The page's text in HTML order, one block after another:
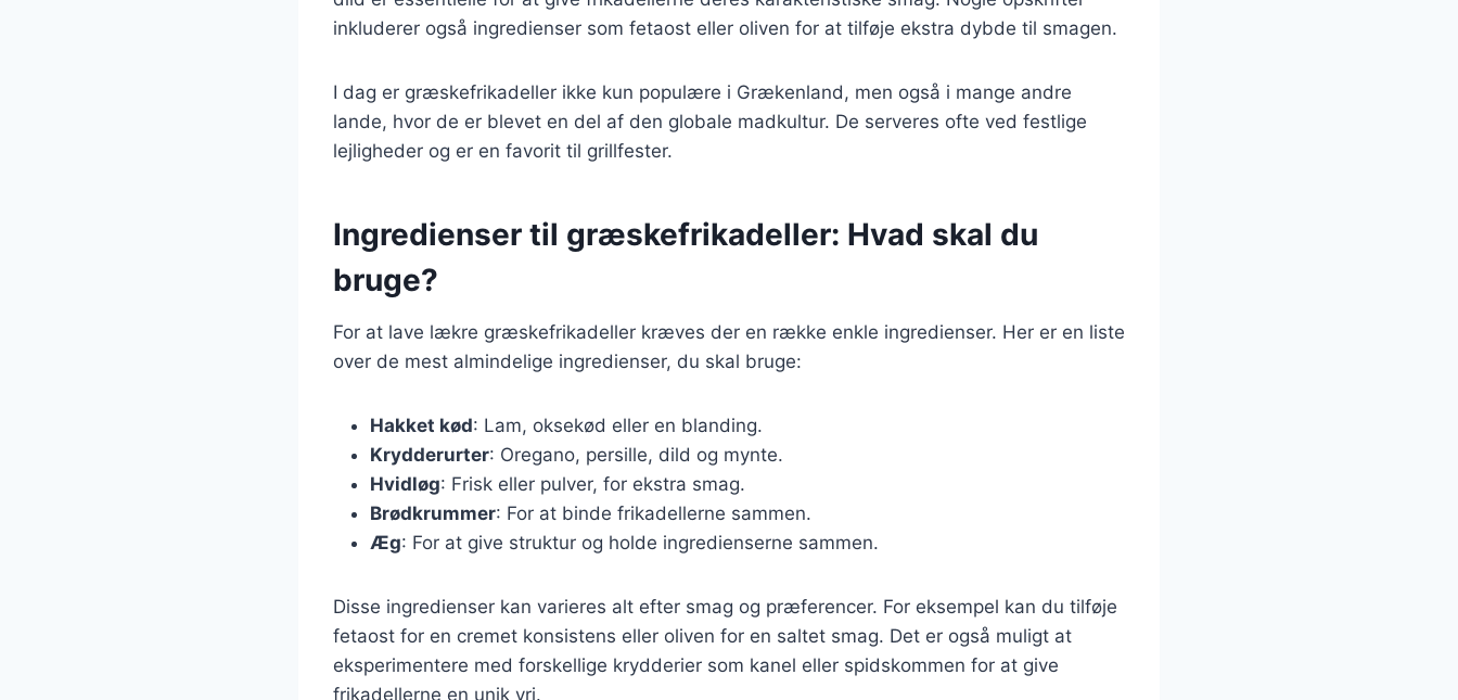
inkluderer også ingredienser som fetaost eller oliven for at tilføje ekstra dybde til smagen.
I dag er græskefrikadeller ikke kun populære i Grækenland, men også i mange andre
lande, hvor de er blevet en del af den globale madkultur. De serveres ofte ved festlige
lejligheder og er en favorit til grillfester.
Ingredienser til græskefrikadeller: Hvad skal du
bruge?
For at lave lækre græskefrikadeller kræves der en række enkle ingredienser. Her er en liste
over de mest almindelige ingredienser, du skal bruge:
Hakket kød: Lam, oksekød eller en blanding.
Krydderurter: Oregano, persille, dild og mynte.
Hvidløg: Frisk eller pulver, for ekstra smag.
Brødkrummer: For at binde frikadellerne sammen.
Æg: For at give struktur og holde ingredienserne sammen.
Disse ingredienser kan varieres alt efter smag og præferencer. For eksempel kan du tilføje
fetaost for en cremet konsistens eller oliven for en saltet smag. Det er også muligt at
eksperimentere med forskellige krydderier som kanel eller spidskommen for at give
frikadellerne en unik vri.